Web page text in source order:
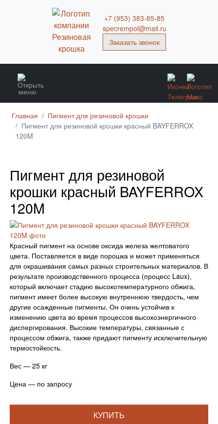
Главная
Пигмент для резиновой крошки
Пигмент для резиновой крошки красный BAYFERROX
120M
Пигмент для резиновой
крошки красный BAYFERROX
120M
Красный пигмент на основе оксида железа желтоватого
цвета. Поставляется в виде порошка и может применяться
для окрашивания самых разных строительных материалов. В
результате производственного процесса (процесс Laux),
который включает стадию высокотемпературного обжига,
пигмент имеет более высокую внутреннюю твердость, чем
другие осажденные пигменты. Он очень устойчив к
изменению цвета во время процессов высокоэнергичного
диспергирования. Высокие температуры, связанные с
процессом обжига, также придают пигменту исключительную
термостойкость.
Вес — 25 кг
Цена — по запросу
КУПИТЬ
+7 (953) 383-85-85
specrempol@mail.ru
Заказать звонок